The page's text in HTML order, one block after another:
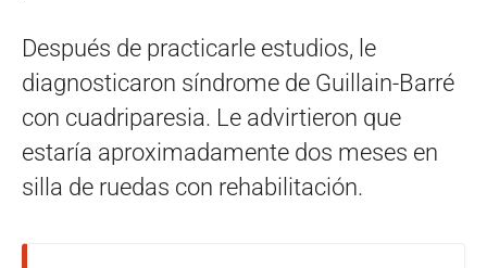
Después de practicarle estudios, le
diagnosticaron síndrome de Guillain-Barré
con cuadriparesia. Le advirtieron que
estaría aproximadamente dos meses en
silla de ruedas con rehabilitación.